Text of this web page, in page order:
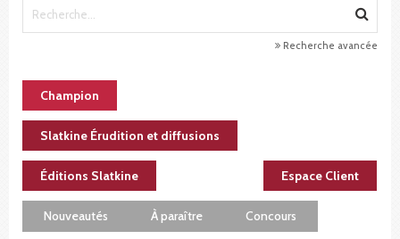
Recherche avancée
Champion
Slatkine Érudition et diffusions
Éditions Slatkine Espace Client
Nouveautés À paraître Concours